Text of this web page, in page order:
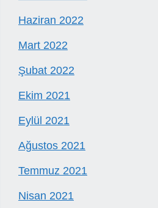
Haziran 2022
Mart 2022
Şubat 2022
Ekim 2021
Eylül 2021
Ağustos 2021
Temmuz 2021
Nisan 2021